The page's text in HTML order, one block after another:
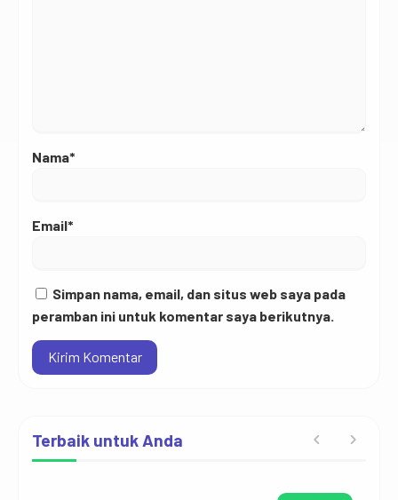
Nama*
Email*
Simpan nama, email, dan situs web saya pada
peramban ini untuk komentar saya berikutnya.
Terbaik untuk Anda